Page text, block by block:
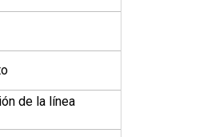
de la línea